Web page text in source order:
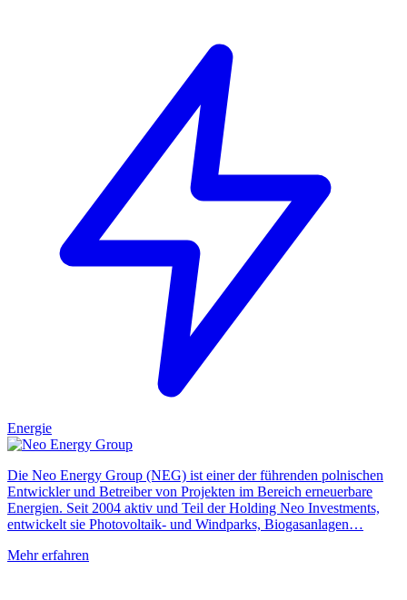
Energie
Die Neo Energy Group (NEG) ist einer der führenden polnischen
Entwickler und Betreiber von Projekten im Bereich erneuerbare
Energien. Seit 2004 aktiv und Teil der Holding Neo Investments,
entwickelt sie Photovoltaik- und Windparks, Biogasanlagen…
Mehr erfahren